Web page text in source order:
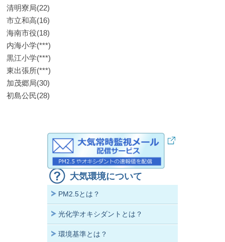
清明寮局(22)
市立和高(16)
海南市役(18)
内海小学(***)
黒江小学(***)
東出張所(***)
加茂郷局(30)
初島公民(28)
大気環境について
PM2.5とは？
光化学オキシダントとは？
環境基準とは？